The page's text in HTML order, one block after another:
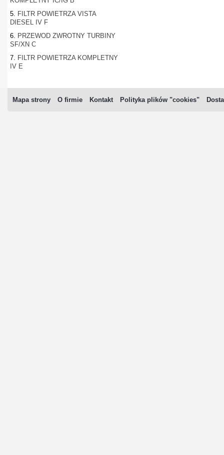
5. FILTR POWIETRZA VISTA
DIESEL IV F
6. PRZEWOD ZWROTNY TURBINY
SF/XN C
7. FILTR POWIETRZA KOMPLETNY
IV E
Mapa strony O firmie Kontakt Polityka plików "cookies"